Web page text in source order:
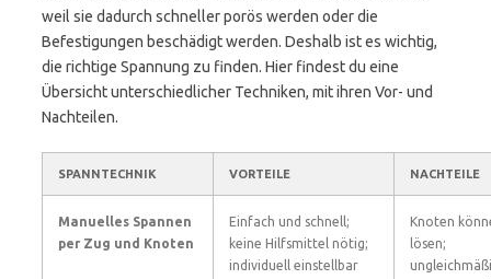
weil sie dadurch schneller porös werden oder die
Befestigungen beschädigt werden. Deshalb ist es wichtig,
die richtige Spannung zu finden. Hier findest du eine
Übersicht unterschiedlicher Techniken, mit ihren Vor- und
Nachteilen.
SPANNTECHNIK VORTEILE NACHTEILE
Manuelles Spannen
per Zug und Knoten
Einfach und schnell;
keine Hilfsmittel nötig;
individuell einstellbar
Knoten
lösen;